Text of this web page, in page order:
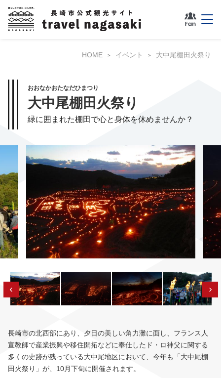
HOME イベント 大中尾棚田火祭り
おおなかおたなだひまつり
大中尾棚田火祭り
緑に囲まれた棚田で心と身体を休めませんか？
長崎市の北西部にあり、夕日の美しい角力灘に面し、フランス人
宣教師で産業振興や移住開拓などに奉仕したド・ロ神父に関する
多くの史跡が残っている大中尾地区において、今年も「大中尾棚
田火祭り」が、10月下旬に開催されます。